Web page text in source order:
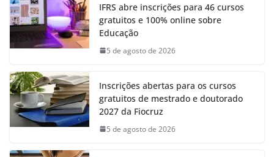
IFRS abre inscrições para 46 cursos
gratuitos e 100% online sobre
Educação
5 de agosto de 2026
Inscrições abertas para os cursos
gratuitos de mestrado e doutorado
2027 da Fiocruz
5 de agosto de 2026